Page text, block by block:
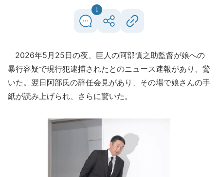
1
2026年5月25日の夜、巨人の阿部慎之助監督が娘への
暴行容疑で現行犯逮捕されたとのニュース速報があり、驚
いた。翌日阿部氏の辞任会見があり、その場で娘さんの手
紙が読み上げられ、さらに驚いた。